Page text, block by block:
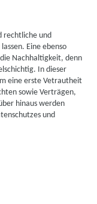
rechtliche und
Eine ebenso
Nachhaltigkeit, denn
In dieser
eine erste Vetrautheit
sowie Verträgen,
hinaus werden
und